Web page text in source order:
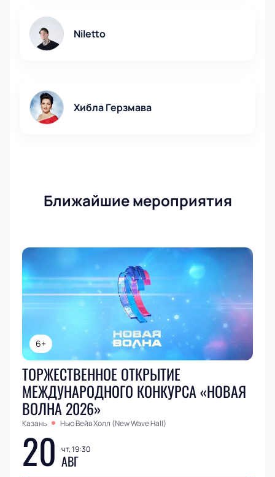
Niletto
Хибла Герзмава
Ближайшие мероприятия
6+
ТОРЖЕСТВЕННОЕ ОТКРЫТИЕ
МЕЖДУНАРОДНОГО КОНКУРСА «НОВАЯ
ВОЛНА 2026»
Казань Нью Вейв Холл (New Wave Hall)
20 чт, 19:30
АВГ